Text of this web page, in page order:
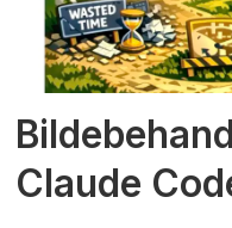
Claude